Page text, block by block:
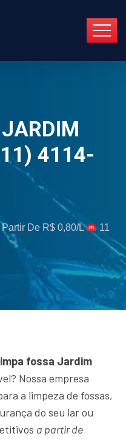
4114-
Partir De R$ 0,80/L
11
fossa Jardim
Nossa empresa
a limpeza de fossas,
do seu lar ou
a partir de